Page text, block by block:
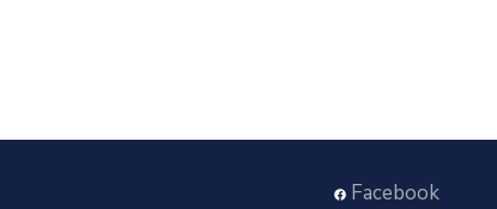
Facebook